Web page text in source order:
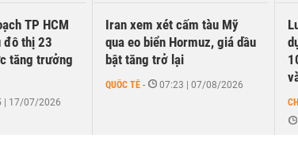
TP HCM
đô thị 23
tăng trưởng
| 17/07/2026
Iran xem xét cấm tàu Mỹ
qua eo biển Hormuz, giá dầu
bật tăng trở lại
QUỐC TẾ - 07:23 | 07/08/2026